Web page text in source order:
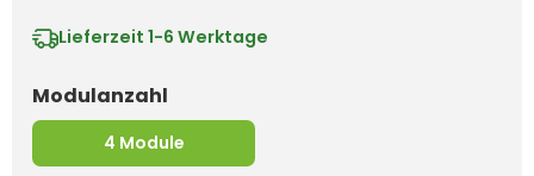
Lieferzeit 1-6 Werktage
Modulanzahl
4 Module